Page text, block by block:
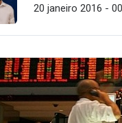
20 janeiro 2016 -